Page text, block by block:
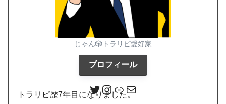
じゃん🎲トラリピ愛好家
プロフィール
トラリピ歴7年目になりました。